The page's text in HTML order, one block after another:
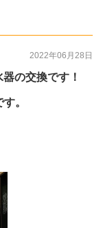
2022年06月28日
の交換です！
。